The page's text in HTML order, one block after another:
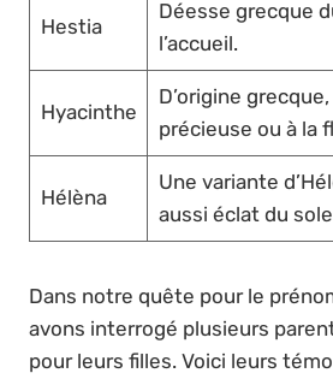
Hestia
Déesse grecque
l’accueil.
Hyacinthe
D’origine
précieuse ou à la
Hélèna
Une variante
aussi éclat du
Dans notre quête pour le
avons interrogé plusieurs
pour leurs filles. Voici leurs